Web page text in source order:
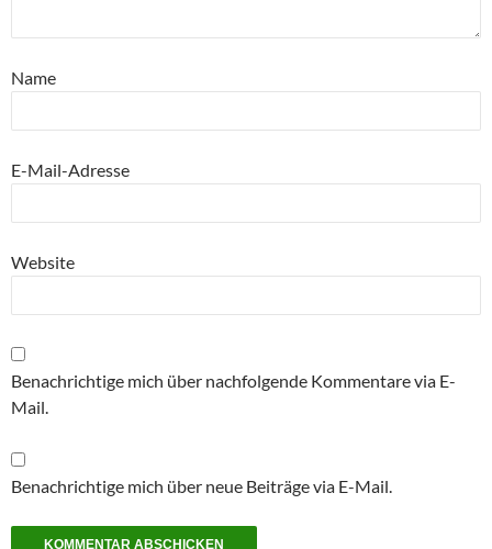
Name
E-Mail-Adresse
Website
Benachrichtige mich über nachfolgende Kommentare via E-
Mail.
Benachrichtige mich über neue Beiträge via E-Mail.